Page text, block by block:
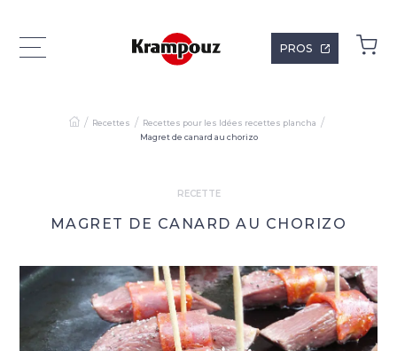
PROS
Recettes
Recettes pour les Idées recettes plancha
Magret de canard au chorizo
RECETTE
MAGRET DE CANARD AU CHORIZO